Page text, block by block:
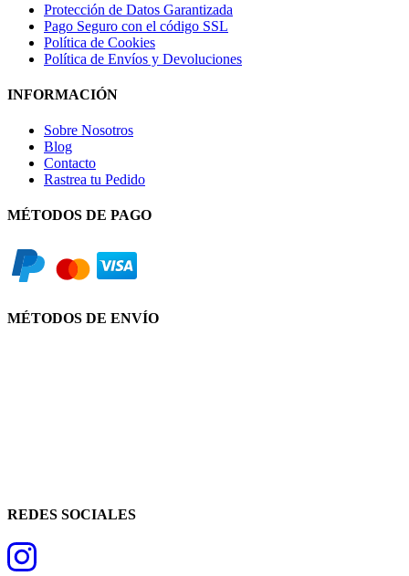
Protección de Datos Garantizada
Pago Seguro con el código SSL
Política de Cookies
Política de Envíos y Devoluciones
INFORMACIÓN
Sobre Nosotros
Blog
Contacto
Rastrea tu Pedido
MÉTODOS DE PAGO
MÉTODOS DE ENVÍO
REDES SOCIALES